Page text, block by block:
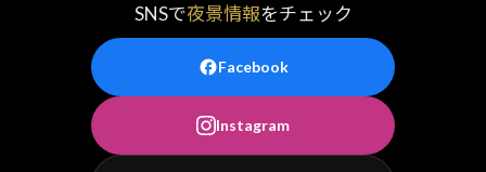
SNSで夜景情報をチェック
Facebook
Instagram